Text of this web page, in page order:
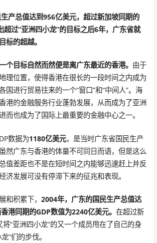
产总值达到956亿美元，超过新加坡同期的
超过“亚洲四小龙”的目标之后6年，广东省就
标的超越。
个目标自然而然便是离广东最近的香港。 由于
理位置，使得香港在很长的一段时间之内成为
国进行贸易往来的一个“窗口”和“中间人”。海
港的金融服务行业蓬勃发展，从而成为了亚洲
而也成为了国际上最重要的金融中心之一。
数据为1180亿美元，是当时广东省国民生产
然广东与香港的体量不可同日而语，但是这么
值差距也不是在短时间之内能够迅速赶上并反
济发展可没有停滞下来的征兆和表现。
和积累下， 2004年，广东的国民生产总值达
港同期的GDP数值为2240亿美元。 在超过新
“亚洲四小龙”的又一个成员甩在了自己的身
”们的步伐。